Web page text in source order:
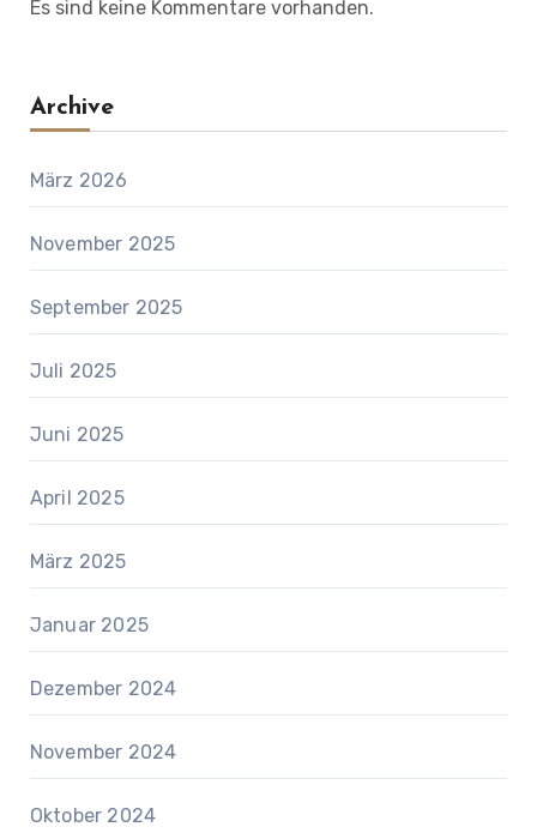
Es sind keine Kommentare vorhanden.
Archive
März 2026
November 2025
September 2025
Juli 2025
Juni 2025
April 2025
März 2025
Januar 2025
Dezember 2024
November 2024
Oktober 2024